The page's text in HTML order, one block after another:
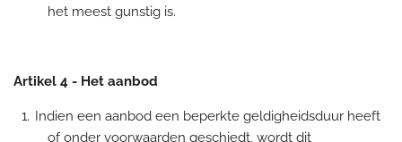
het meest gunstig is.
Artikel 4 - Het aanbod
Indien een aanbod een beperkte geldigheidsduur heeft
of onder voorwaarden geschiedt, wordt dit